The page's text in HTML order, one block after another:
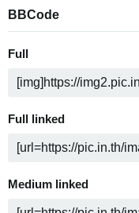
BBCode
Full
Full linked
Medium linked